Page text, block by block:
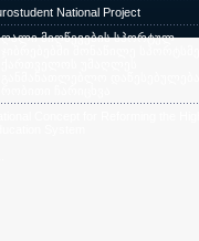
National Project
მიღწევების სპორტულ